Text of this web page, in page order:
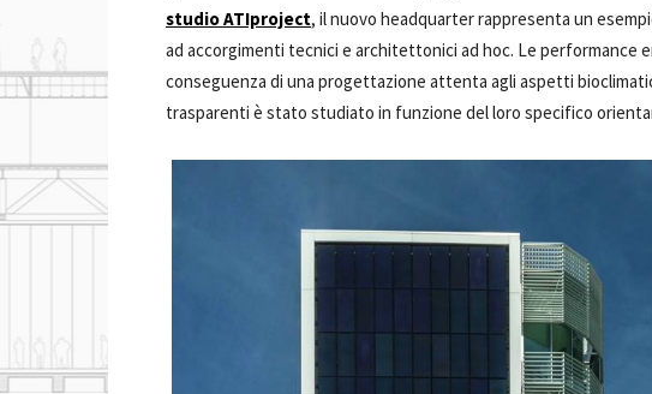
studio ATIproject, il nuovo headquarter rappresenta un
ad accorgimenti tecnici e architettonici ad hoc. Le performance
conseguenza di una progettazione attenta agli aspetti
trasparenti è stato studiato in funzione del loro specifico